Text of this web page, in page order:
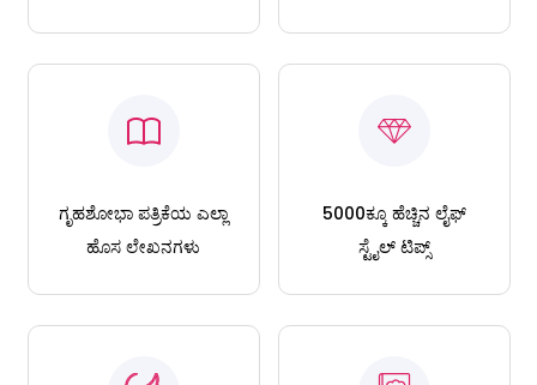
ಗೃಹಶೋಭಾ ಪತ್ರಿಕೆಯ ಎಲ್ಲಾ
ಹೊಸ ಲೇಖನಗಳು
5000ಕ್ಕೂ ಹೆಚ್ಚಿನ ಲೈಫ್
ಸ್ಟೈಲ್ ಟಿಪ್ಸ್